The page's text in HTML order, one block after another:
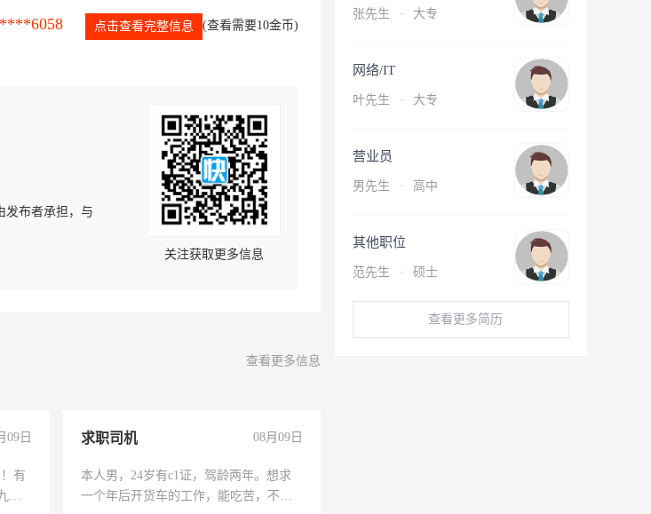
点击查看完整信息 (查看需要10金币)
发布者承担，与
关注获取更多信息
查看更多信息
09日
有
米
求职司机 08月09日
本人男，24岁有c1证，驾龄两年。想求
一个年后开货车的工作，能吃苦，不怕
张先生 · 大专
网络/IT
叶先生 · 大专
营业员
男先生 · 高中
其他职位
范先生 · 硕士
查看更多简历